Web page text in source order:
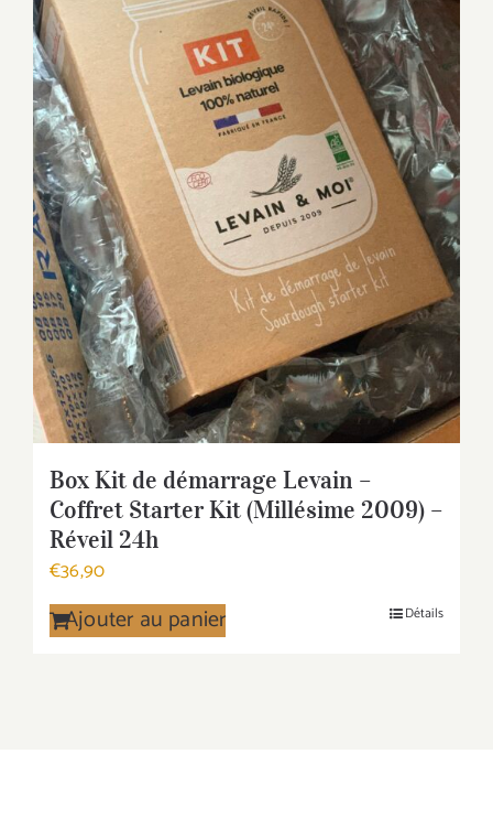
Box Kit de démarrage Levain –
Coffret Starter Kit (Millésime 2009) –
Réveil 24h
€36,90
Ajouter au panier Détails